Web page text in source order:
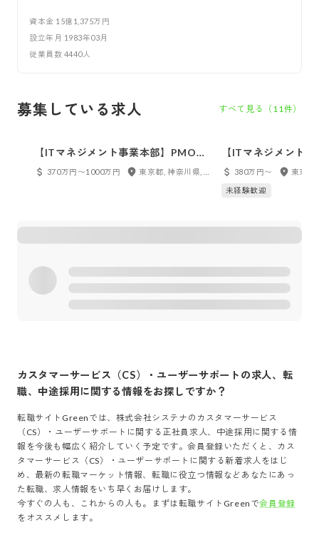
資本金 15億1,375万円
設立年月 1983年03月
従業員数 4440人
募集している求人 すべて見る（ 11件）
【ITマネジメント事業本部】PMO◆
何らかのIT業界経験者優遇
370万円〜1000万円
【ITマネジメント
ート事務◆キャリア
何らかのIT業界経
380万円〜
未経験歓迎
カスタマーサービス（CS）・ユーザーサポート の求人、転
職、中途採用に関する情報をお探しですか？
転職サイトGreenでは、 株式会社システナ の カスタマーサービス
（CS）・ユーザーサポート に関する正社員求人、中途採用に関する情
報を今後も幅広く紹介していく予定です。会員登録いただくと、
カス
タマーサービス（CS）・ユーザーサポート に関する新着求人をはじ
め、最新の転職マーケット情報、転職に役立つ情報などあなたにあっ
た転職、求人情報をいち早くお届けします。
今すぐの人も、これからの人も。まずは転職サイトGreenで会員登録
をオススメします。